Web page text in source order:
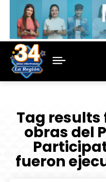
Tag results
obras del
fueron